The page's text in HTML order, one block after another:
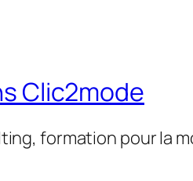
Clic2mode
formation pour la